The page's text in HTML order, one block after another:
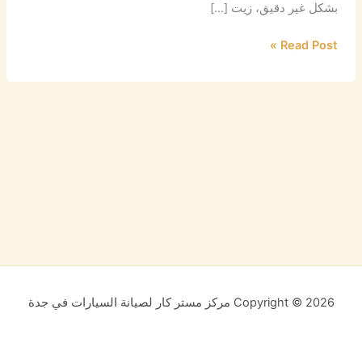
بشكل غير دقيق، زيت […]
Read Post »
Copyright © 2026 مركز مستر كار لصيانة السيارات في جدة